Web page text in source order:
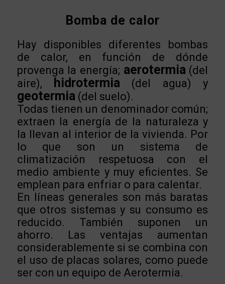
Bomba de calor
Hay disponibles diferentes bombas
de calor, en función de dónde
provenga la energía; aerotermia (del
aire),
hidrotermia (del agua) y
geotermia (del suelo).
Todas tienen un denominador común;
extraen la energía de la naturaleza y
la llevan al interior de la vivienda. Por
lo que son un sistema de
climatización respetuosa con el
medio ambiente y muy eficientes. Se
emplean para enfriar o para calentar.
En líneas generales son más baratas
que otros sistemas y su consumo es
reducido. También suponen un
ahorro. Las ventajas aumentan
considerablemente si se combina con
el uso de placas solares, como puede
ser con un equipo de Aerotermia.